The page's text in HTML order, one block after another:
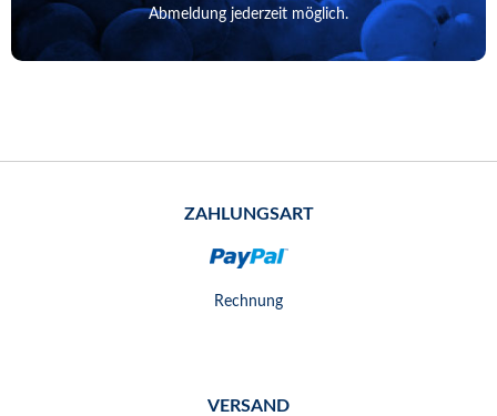
Abmeldung jederzeit möglich.
ZAHLUNGSART
Rechnung
VERSAND